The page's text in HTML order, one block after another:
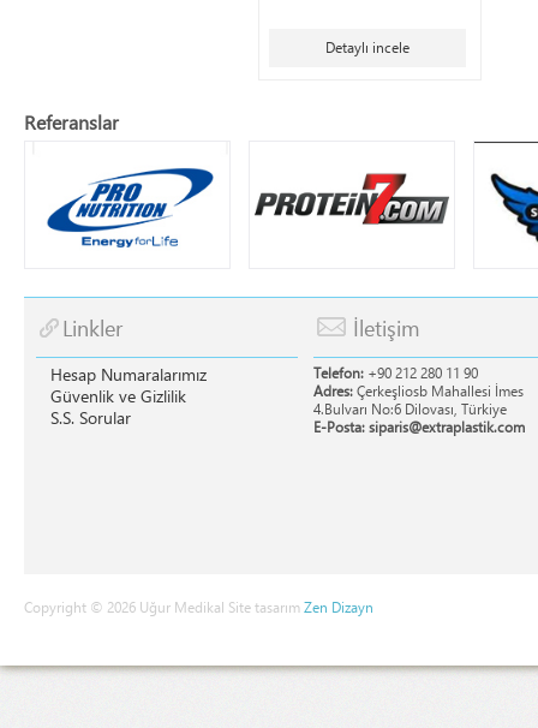
Detaylı incele
Referanslar
Linkler
Hesap Numaralarımız
Güvenlik ve Gizlilik
S.S. Sorular
İletişim
Telefon: +90 212 280 11 90
Adres: Çerkeşliosb Mahallesi İmes
4.Bulvarı No:6 Dilovası, Türkiye
E-Posta: siparis@extraplastik.com
Copyright © 2026 Uğur Medikal Site tasarım Zen Dizayn